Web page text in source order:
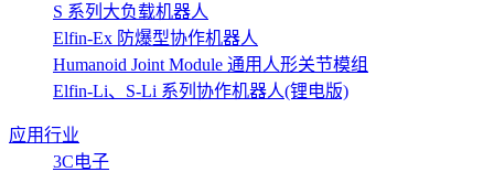
S 系列大负载机器人
Elfin-Ex 防爆型协作机器人
Humanoid Joint Module 通用人形关节模组
Elfin-Li、S-Li 系列协作机器人(锂电版)
应用行业
3C电子